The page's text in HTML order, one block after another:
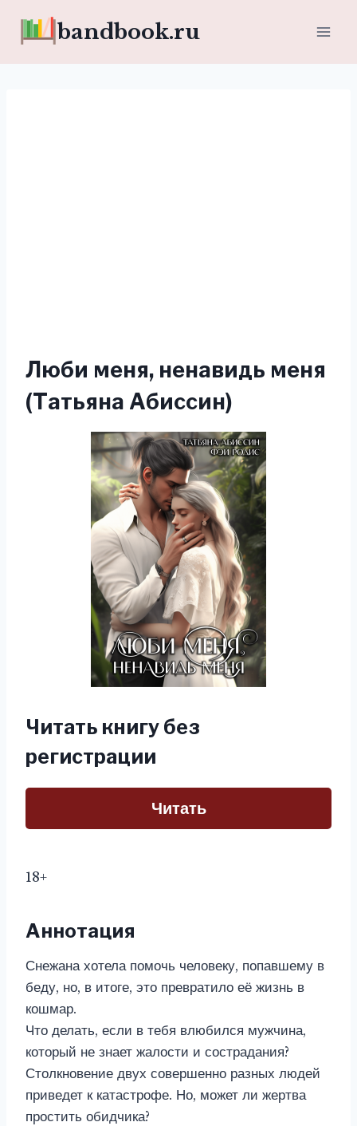
bandbook.ru
Люби меня, ненавидь меня
(Татьяна Абиссин)
Читать книгу без
регистрации
Читать
18+
Аннотация
Снежана хотела помочь человеку, попавшему в
беду, но, в итоге, это превратило её жизнь в
кошмар.
Что делать, если в тебя влюбился мужчина,
который не знает жалости и сострадания?
Столкновение двух совершенно разных людей
приведет к катастрофе. Но, может ли жертва
простить обидчика?